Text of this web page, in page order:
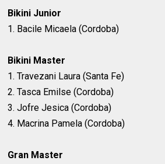
Bikini Junior
1. Bacile Micaela (Cordoba)
Bikini Master
1. Travezani Laura (Santa Fe)
2. Tasca Emilse (Cordoba)
3. Jofre Jesica (Cordoba)
4. Macrina Pamela (Cordoba)
Gran Master